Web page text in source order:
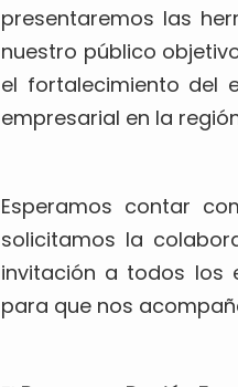
presentaremos las
nuestro público
el fortalecimiento del
empresarial en la
Esperamos contar
solicitamos la
invitación a todos los
para que nos